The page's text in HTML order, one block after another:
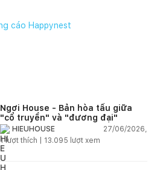
Ngơi House - Bản hòa tấu giữa
"cổ truyền" và "đương đại"
HIEUHOUSE
27/06/2026,
1lượt thích | 13.095 lượt xem